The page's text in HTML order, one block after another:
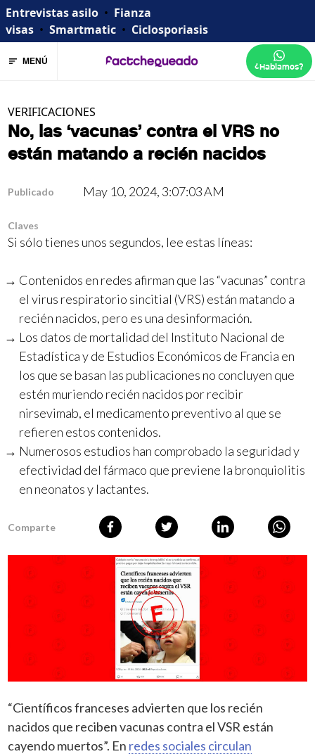
Entrevistas asilo • Fianza
visas • Smartmatic • Ciclosporiasis
MENÚ ¿Hablamos?
VERIFICACIONES
No, las ‘vacunas’ contra el VRS no
están matando a recién nacidos
Publicado May 10, 2024, 3:07:03 AM
Claves
Si sólo tienes unos segundos, lee estas líneas:
Contenidos en redes afirman que las “vacunas” contra
el virus respiratorio sincitial (VRS) están matando a
recién nacidos, pero es una desinformación.
Los datos de mortalidad del Instituto Nacional de
Estadística y de Estudios Económicos de Francia en
los que se basan las publicaciones no concluyen que
estén muriendo recién nacidos por recibir
nirsevimab, el medicamento preventivo al que se
refieren estos contenidos.
Numerosos estudios han comprobado la seguridad y
efectividad del fármaco que previene la bronquiolitis
en neonatos y lactantes.
Comparte
“Científicos franceses advierten que los recién
nacidos que reciben vacunas contra el VSR están
cayendo muertos”. En redes sociales circulan